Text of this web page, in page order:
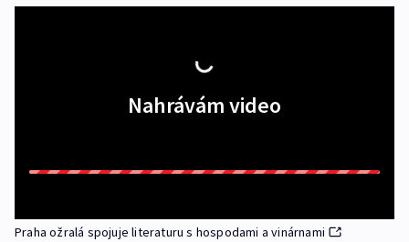
Nahrávám video
Praha ožralá spojuje literaturu s hospodami a vinárnami